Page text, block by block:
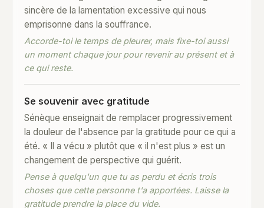
sincère de la lamentation excessive qui nous
emprisonne dans la souffrance.
Accorde-toi le temps de pleurer, mais fixe-toi aussi
un moment chaque jour pour revenir au présent et à
ce qui reste.
Se souvenir avec gratitude
Sénèque enseignait de remplacer progressivement
la douleur de l'absence par la gratitude pour ce qui a
été. « Il a vécu » plutôt que « il n'est plus » est un
changement de perspective qui guérit.
Pense à quelqu'un que tu as perdu et écris trois
choses que cette personne t'a apportées. Laisse la
gratitude prendre la place du vide.